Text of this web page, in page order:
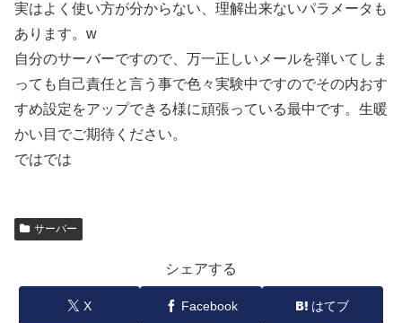
実はよく使い方が分からない、理解出来ないパラメータも
あります。w
自分のサーバーですので、万一正しいメールを弾いてしま
っても自己責任と言う事で色々実験中ですのでその内おす
すめ設定をアップできる様に頑張っている最中です。生暖
かい目でご期待ください。
ではでは
サーバー
シェアする
X Facebook はてブ